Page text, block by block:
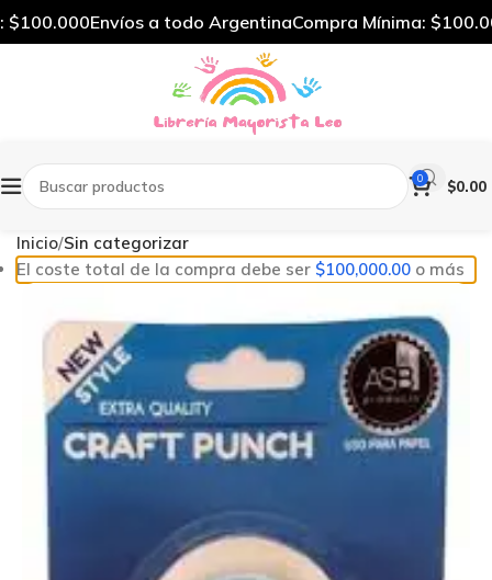
0 $0.00
Inicio Sin categorizar
El coste total de la compra debe ser $100,000.00 o más
Envíos a todo ArgentinaCompra Mínima: